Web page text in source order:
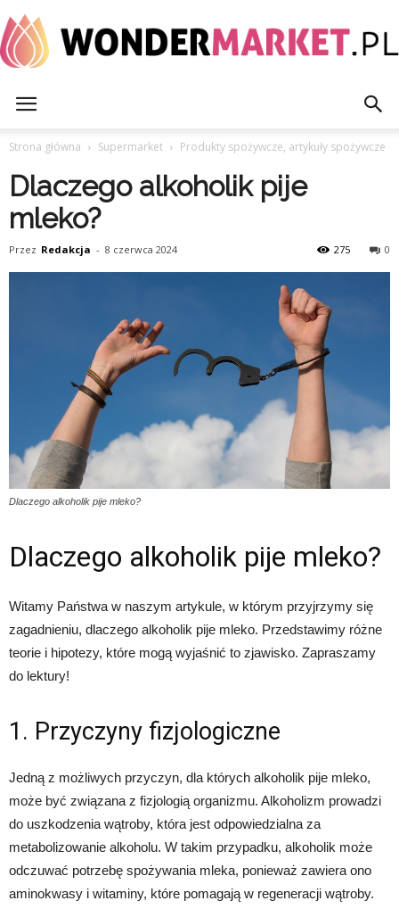
Strona główna Supermarket Produkty spożywcze, artykuły spożywcze
Dlaczego alkoholik pije
mleko?
Przez Redakcja - 8 czerwca 2024 0
275
Dlaczego alkoholik pije mleko?
Dlaczego alkoholik pije mleko?
Witamy Państwa w naszym artykule, w którym przyjrzymy się
zagadnieniu, dlaczego alkoholik pije mleko. Przedstawimy różne
teorie i hipotezy, które mogą wyjaśnić to zjawisko. Zapraszamy
do lektury!
1. Przyczyny fizjologiczne
Jedną z możliwych przyczyn, dla których alkoholik pije mleko,
może być związana z fizjologią organizmu. Alkoholizm prowadzi
do uszkodzenia wątroby, która jest odpowiedzialna za
metabolizowanie alkoholu. W takim przypadku, alkoholik może
odczuwać potrzebę spożywania mleka, ponieważ zawiera ono
aminokwasy i witaminy, które pomagają w regeneracji wątroby.